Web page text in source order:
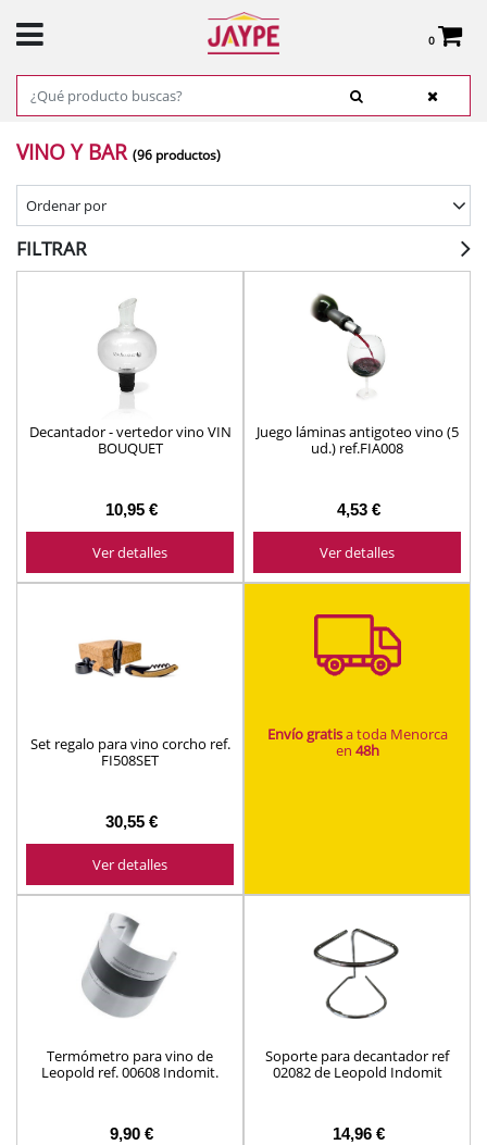
0
Total:
0,00 €
VER CESTA
VINO Y BAR (96 productos)
Ordenar por
FILTRAR
Decantador - vertedor vino VIN
BOUQUET
10,95 €
Ver detalles
Juego láminas antigoteo vino (5
ud.) ref.FIA008
4,53 €
Ver detalles
Set regalo para vino corcho ref.
FI508SET
30,55 €
Ver detalles
Envío gratisa toda Menorca
en 48h
Termómetro para vino de
Leopold ref. 00608 Indomit.
9,90 €
Soporte para decantador ref
02082 de Leopold Indomit
14,96 €